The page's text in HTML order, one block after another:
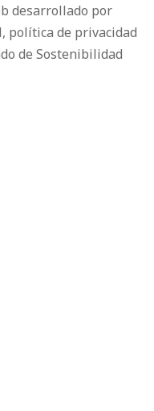
desarrollado por
política de privacidad
de Sostenibilidad